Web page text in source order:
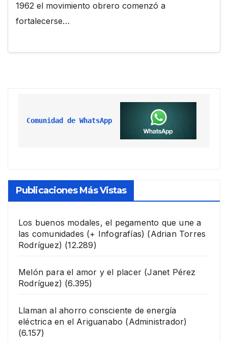
1962 el movimiento obrero comenzó a
fortalecerse…
Comunidad de WhatsApp
Publicaciones Más Vistas
Los buenos modales, el pegamento que une a
las comunidades (+ Infografías) (Adrian Torres
Rodríguez) (12.289)
Melón para el amor y el placer (Janet Pérez
Rodríguez) (6.395)
Llaman al ahorro consciente de energía
eléctrica en el Ariguanabo (Administrador)
(6.157)